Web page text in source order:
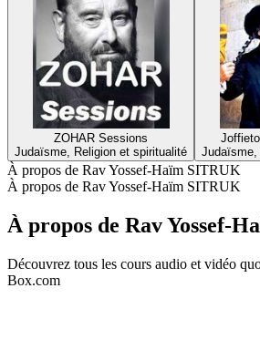
ZOHAR Sessions
Judaïsme, Religion et spiritualité
Judaïsme,
À propos de Rav Yossef-Haïm SITRUK
À propos de Rav Yossef-Haïm SITRUK
À propos de Rav Yossef-
Découvrez tous les cours audio et vidéo
Box.com